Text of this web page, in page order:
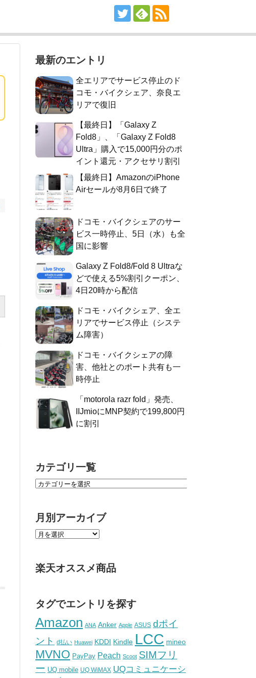
最新のエントリ
全エリアでサービス停止のド
コモ・バイクシェア、奈良エ
リアで復旧
【最終日】「Galaxy Z
Fold8」、「Galaxy Z Fold8
Ultra」購入で15,000円分のポ
イント還元・アクセサリ割引
【最終日】AmazonのiPhone
Airセールが8月6日で終了
ドコモ・バイクシェアのサー
ビス一時停止、5日（水）も全
国に影響
Galaxy Z Fold8/Fold 8 Ultraな
どで使える5%割引クーポン、
4日20時から配信
ドコモ・バイクシェア、全エ
リアでサービス停止（システ
ム障害）
ドコモ・バイクシェアの障
害、他社とのポート共有も一
時停止
「motorola razr fold」発売、
IIJmioにMNP契約で199,800円
に割引
カテゴリ一覧
月別アーカイブ
楽天オススメ商品
タグでエントリを探す
Amazon ANA Anker Apple ASUS dポイ
ント
d払い Huawei KDDI Kindle LCC mineo
MVNO PayPay Peach Scoot SIMフリ
ー UQ mobile UQ WiMAX UQコミュニケーシ